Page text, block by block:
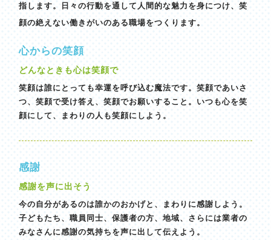
指します。日々の行動を通して人間的な魅力を身につけ、笑
顔の絶えない働きがいのある職場をつくります。
心からの笑顔
どんなときも心は笑顔で
笑顔は誰にとっても幸運を呼び込む魔法です。笑顔であいさ
つ、笑顔で受け答え、笑顔でお願いすること。いつも心を笑
顔にして、まわりの人も笑顔にしよう。
感謝
感謝を声に出そう
今の自分があるのは誰かのおかげと、まわりに感謝しよう。
子どもたち、職員同士、保護者の方、地域、さらには業者の
みなさんに感謝の気持ちを声に出して伝えよう。